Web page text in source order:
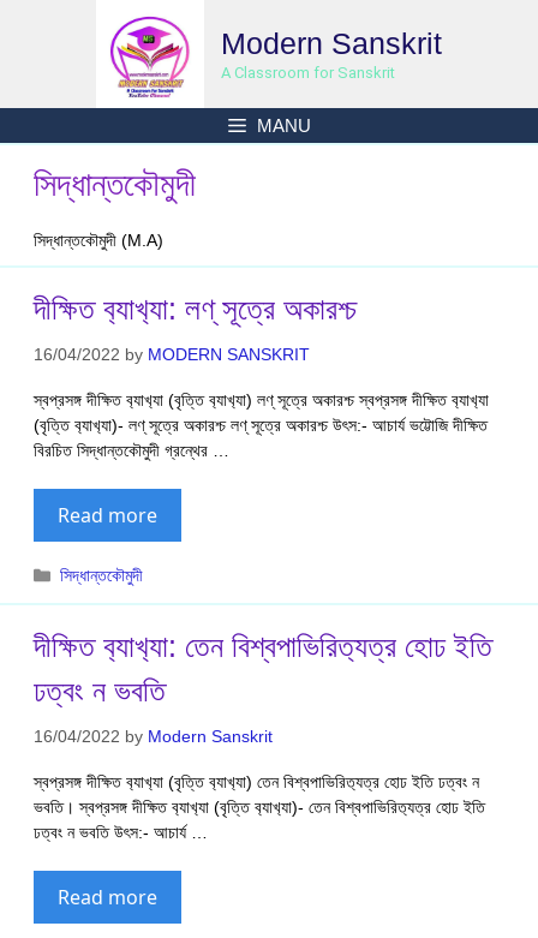
Modern Sanskrit
A Classroom for Sanskrit
MANU
সিদ্ধান্তকৌমুদী
সিদ্ধান্তকৌমুদী (M.A)
দীক্ষিত ব‍্যাখ‍্যা: লণ্ সূত্রে অকারশ্চ
16/04/2022 by MODERN SANSKRIT
স্বপ্রসঙ্গ দীক্ষিত ব‍্যাখ‍্যা (বৃত্তি ব‍্যাখ‍্যা) লণ্ সূত্রে অকারশ্চ স্বপ্রসঙ্গ দীক্ষিত ব‍্যাখ‍্যা
(বৃত্তি ব‍্যাখ‍্যা)- লণ্ সূত্রে অকারশ্চ লণ্ সূত্রে অকারশ্চ উৎস:- আচার্য ভট্টোজি দীক্ষিত
বিরচিত সিদ্ধান্তকৌমুদী গ্রন্থের …
Read more
Categories
সিদ্ধান্তকৌমুদী
দীক্ষিত ব‍্যাখ‍্যা: তেন বিশ্বপাভিরিত‍্যত্র হোঢ ইতি
ঢত্বং ন ভবতি
16/04/2022 by Modern Sanskrit
স্বপ্রসঙ্গ দীক্ষিত ব‍্যাখ‍্যা (বৃত্তি ব‍্যাখ‍্যা) তেন বিশ্বপাভিরিত‍্যত্র হোঢ ইতি ঢত্বং ন
ভবতি। স্বপ্রসঙ্গ দীক্ষিত ব‍্যাখ‍্যা (বৃত্তি ব‍্যাখ‍্যা)- তেন বিশ্বপাভিরিত‍্যত্র হোঢ ইতি
ঢত্বং ন ভবতি উৎস:- আচার্য …
Read more